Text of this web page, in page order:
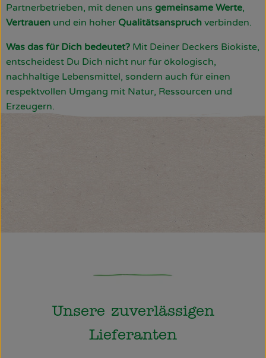
Partnerbetrieben, mit denen uns gemeinsame Werte,
Vertrauen und ein hoher Qualitätsanspruch verbinden.
Was das für Dich bedeutet? Mit Deiner Deckers Biokiste,
entscheidest Du Dich nicht nur für ökologisch,
nachhaltige Lebensmittel, sondern auch für einen
respektvollen Umgang mit Natur, Ressourcen und
Erzeugern.
Unsere zuverlässigen
Lieferanten